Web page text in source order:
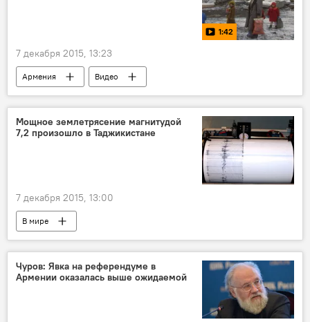
1:42
7 декабря 2015, 13:23
Армения
Видео
Руины памяти. Спитак. Землетрясение 1988 года
Мощное землетрясение магнитудой
7,2 произошло в Таджикистане
7 декабря 2015, 13:00
В мире
Чуров: Явка на референдуме в
Армении оказалась выше ожидаемой